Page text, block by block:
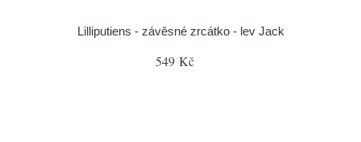
Lilliputiens - závěsné zrcátko - lev Jack
549 Kč